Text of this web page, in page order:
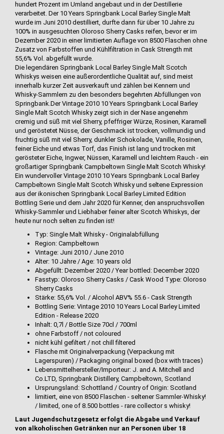
hundert Prozent im Umland angebaut und in der Destillerie
verarbeitet. Der 10 Years Springbank Local Barley Single Malt
wurde im Juni 2010 destilliert, durfte dann für über 10 Jahre zu
100% in ausgesuchten Oloroso Sherry Casks reifen, bevor er im
Dezember 2020 in einer limitierten Auflage von 8500 Flaschen ohne
Zusatz von Farbstoffen und Kühlfiltration in Cask Strength mit
55,6% Vol. abgefüllt wurde.
Die legendären Springbank Local Barley Single Malt Scotch
Whiskys weisen eine außerordentliche Qualität auf, sind meist
innerhalb kurzer Zeit ausverkauft und zählen bei Kennern und
Whisky-Sammlern zu den besonders begehrten Abfüllungen von
Springbank.Der Vintage 2010 10 Years Springbank Local Barley
Single Malt Scotch Whisky zeigt sich in der Nase angenehm
cremig und süß mit viel Sherry, pfeffriger Würze, Rosinen, Karamell
und geröstetet Nüsse, der Geschmack ist trocken, vollmundig und
fruchtig süß mit viel Sherry, dunkler Schokolade, Vanille, Rosinen,
feiner Eiche und etwas Torf, das Finish ist lang und trocken mit
gerösteter Eiche, Ingwer, Nüssen, Karamell und leichtem Rauch - ein
großartiger Springbank Campbeltown Single Malt Scotch Whisky!
Ein wundervoller Vintage 2010 10 Years Springbank Local Barley
Campbeltown Single Malt Scotch Whisky und seltene Expression
aus der ikonischen Springbank Local Barley Limited Edition
Bottling Serie und dem Jahr 2020 für Kenner, den anspruchsvollen
Whisky-Sammler und Liebhaber feiner alter Scotch Whiskys, der
heute nur noch selten zu finden ist!
Typ: Single Malt Whisky - Originalabfüllung
Region: Campbeltown
Vintage: Juni 2010 / June 2010
Alter: 10 Jahre / Age: 10 years old
Abgefüllt: Dezember 2020 / Year bottled: December 2020
Fasstyp: Oloroso Sherry Casks / Cask Wood Type: Oloroso
Sherry Casks
Stärke: 55,6% Vol. / Alcohol ABV% 55.6 - Cask Strength
Bottling Serie: Vintage 2010 10 Years Local Barley Limited
Edition - Release 2020
Inhalt: 0,7l / Bottle Size 70cl / 700ml
ohne Farbstoff / not coloured
nicht kühl gefiltert / not chill filtered
Flasche mit Originalverpackung (Verpackung mit
Lagerspuren) / Packaging original boxed (box with traces)
Lebensmittelhersteller/Importeur: J. and A. Mitchell and
Co.LTD, Springbank Distillery, Campbeltown, Scotland
Ursprungsland: Schottland / Country of Origin: Scotland
limitiert, eine von 8500 Flaschen - seltener Sammler-Whisky!
/ limited, one of 8.500 bottles - rare collector s whisky!
Laut Jugendschutzgesetz erfolgt die Abgabe und Verkauf
von alkoholischen Getränken nur an Personen über 18